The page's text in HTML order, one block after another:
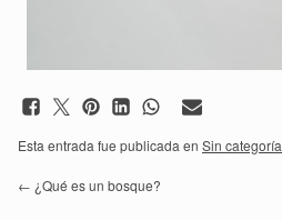
Esta entrada fue publicada en Sin categoría
← ¿Qué es un bosque?